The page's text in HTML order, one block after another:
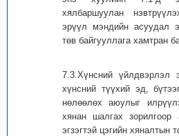
хялбаршуулан
эрүүл мэндийн асуудал
төв байгууллага хамтран
7.3.Хүнсний үйлдвэрлэл
хүнсний түүхий эд,
нөлөөлөх аюулыг
хянан шалгах
эгзэгтэй цэгийн хяналтын